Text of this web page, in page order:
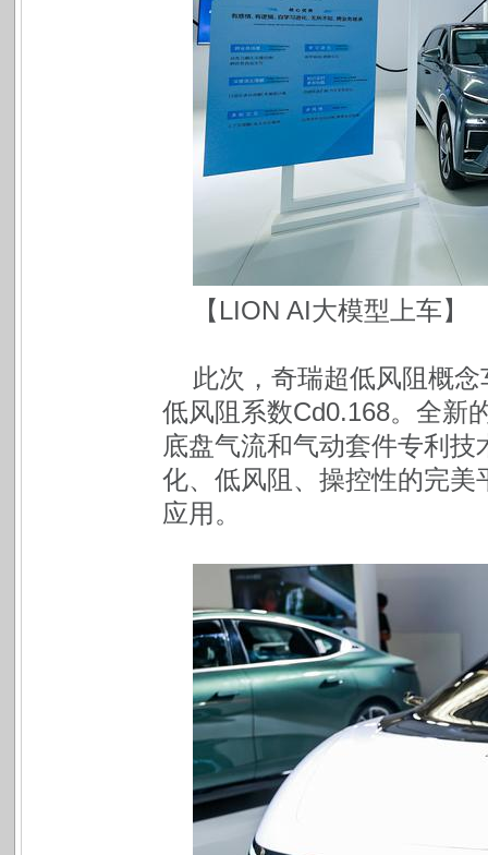
【LION AI大模型上车】
此次，奇瑞超低风阻概
低风阻系数Cd0.168。全新
底盘气流和气动套件专利
化、低风阻、操控性的完美
应用。